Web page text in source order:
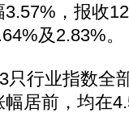
，报收
及2.83%。
行业指数全
居前，均在